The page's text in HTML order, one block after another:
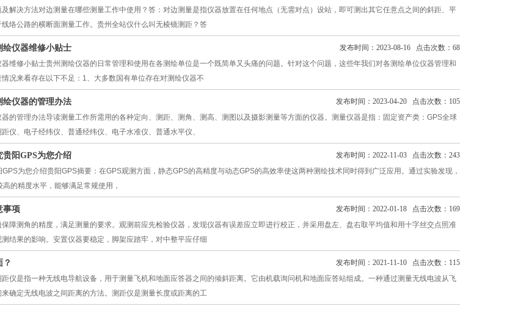
解决方法对边测量在哪些测量工作中使用？答：对边测量是指仪器放置在任何地点（无需对点）设站，即可测出其它任意点之间的斜距、平
络公路的横断面测量工作。贵州全站仪什么叫无棱镜测距？答
绘仪器维修小贴士
维修小贴士贵州测绘仪器的日常管理和使用在各测绘单位是一个既简单又头痛的问题。针对这个问题，这些年我们对各测绘单位仪器管理和
况来看存在以下不足：1、大多数国有单位存在对测绘仪器不
发布时间：2023-08-16 点击次数：68
绘仪器的管理办法
的管理办法导读测量工作所需用的各种定向、测距、测角、测高、测图以及摄影测量等方面的仪器。测量仪器是指：固定资产类：GPS全球
仪、电子经纬仪、普通经纬仪、电子水准仪、普通水平仪、
发布时间：2023-04-20 点击次数：105
贵阳GPS为您介绍
为您介绍贵阳GPS摘要：在GPS观测方面，静态GPS的高精度与动态GPS的高效率使这两种测绘技术同时得到广泛应用。通过实验发现，
的精度水平，能够满足常规使用，
发布时间：2022-11-03 点击次数：243
事项
障测角的精度，满足测量的要求。观测前应先检验仪器，发现仪器有误差应立即进行校正，并采用盘左、盘右取平均值和用十字丝交点照准
结果的影响。安置仪器要稳定，脚架应踏牢，对中整平应仔细
发布时间：2022-01-18 点击次数：169
仪是指一种无线电导航设备，用于测量飞机和地面应答器之间的倾斜距离。它由机载询问机和地面应答站组成。一种通过测量无线电波从飞
确定无线电波之间距离的方法。测距仪是测量长度或距离的工
发布时间：2021-11-10 点击次数：115